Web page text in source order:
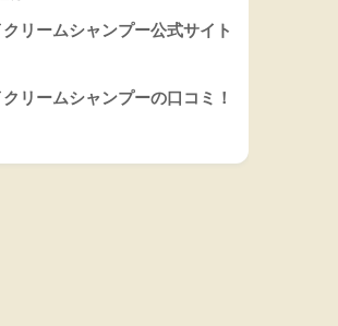
リームシャンプー公式サイト
リームシャンプーの口コミ！